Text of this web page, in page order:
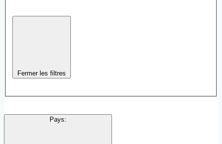
Fermer les filtres
Pays: